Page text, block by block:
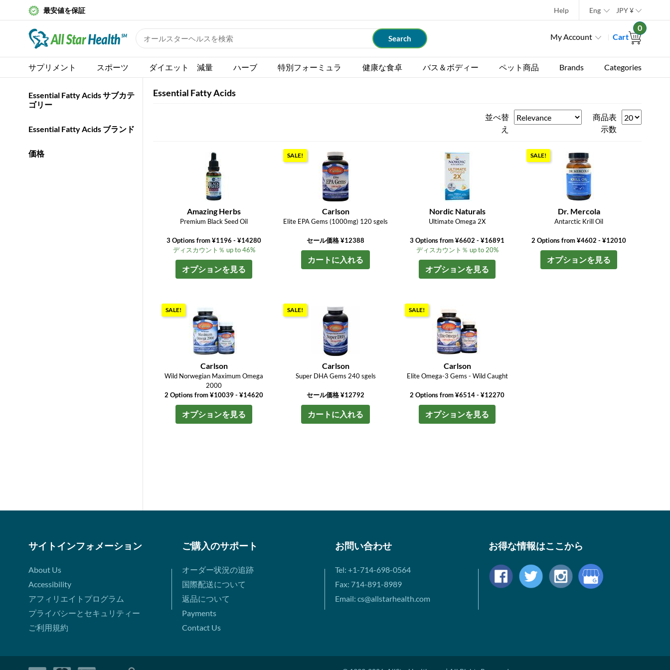
最安値を保証 Help Eng JPY¥
My Account Cart
0
サプリメント スポーツ ダイエット 減量 ハーブ 特別フォーミュラ 健康な食卓 バス＆ボディー ペット商品 Brands Categories
Essential Fatty Acids サブカテ
ゴリー
Essential Fatty Acids ブランド
価格
Essential Fatty Acids
並べ替
え
商品表
示数
Amazing Herbs
Premium Black Seed Oil
3 Options from ¥1196 - ¥14280
ディスカウント％ up to 46%
オプションを見る
SALE!
Carlson
Elite EPA Gems (1000mg) 120 sgels
セール価格 ¥12388
カートに入れる
Nordic Naturals
Ultimate Omega 2X
3 Options from ¥6602 - ¥16891
ディスカウント％ up to 20%
オプションを見る
SALE!
Dr. Mercola
Antarctic Krill Oil
2 Options from ¥4602 - ¥12010
オプションを見る
SALE!
Carlson
Wild Norwegian Maximum Omega
2000
2 Options from ¥10039 - ¥14620
オプションを見る
SALE!
Carlson
Super DHA Gems 240 sgels
セール価格 ¥12792
カートに入れる
SALE!
Carlson
Elite Omega-3 Gems - Wild Caught
2 Options from ¥6514 - ¥12270
オプションを見る
サイトインフォメーション
About Us
Accessibility
アフィリエイトプログラム
プライバシーとセキュリティー
ご利用規約
ご購入のサポート
オーダー状況の追跡
国際配送について
返品について
Payments
Contact Us
お問い合わせ
Tel: +1-714-698-0564
Fax: 714-891-8989
Email: cs@allstarhealth.com
お得な情報はここから